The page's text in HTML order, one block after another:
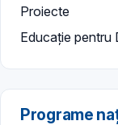
Proiecte
Educație pentru
Programe